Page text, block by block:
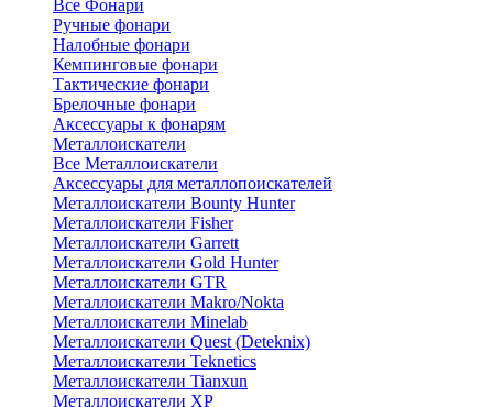
Все Фонари
Ручные фонари
Налобные фонари
Кемпинговые фонари
Тактические фонари
Брелочные фонари
Аксессуары к фонарям
Металлоискатели
Все Металлоискатели
Аксессуары для металлопоискателей
Металлоискатели Bounty Hunter
Металлоискатели Fisher
Металлоискатели Garrett
Металлоискатели Gold Hunter
Металлоискатели GTR
Металлоискатели Makro/Nokta
Металлоискатели Minelab
Металлоискатели Quest (Deteknix)
Металлоискатели Teknetics
Металлоискатели Tianxun
Металлоискатели XP